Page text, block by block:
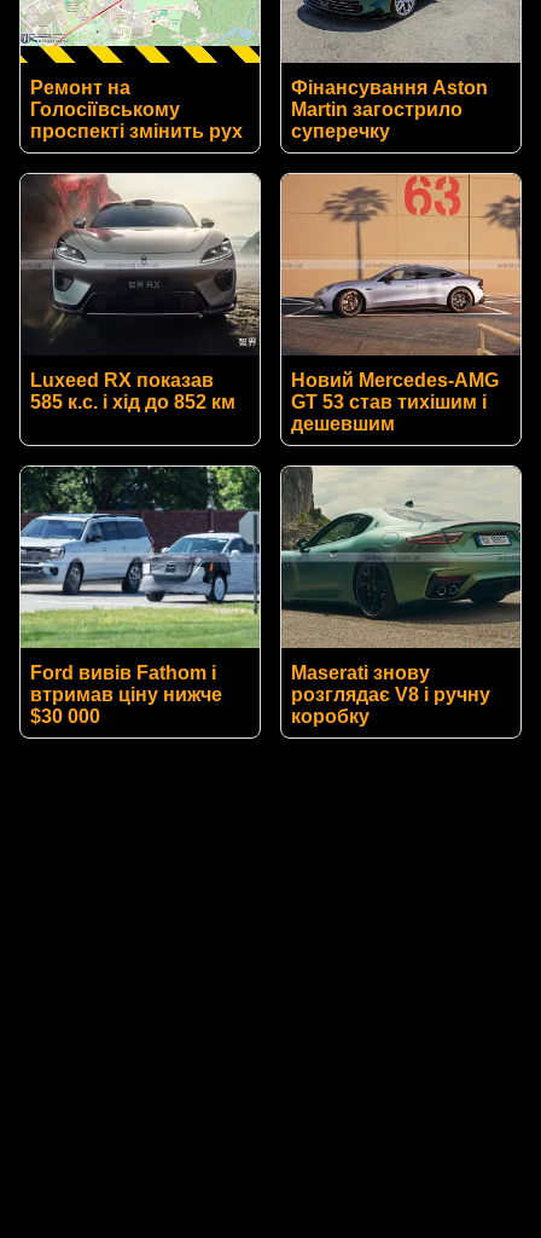
Ремонт на
Голосіївському
проспекті змінить рух
Фінансування Aston
Martin загострило
суперечку
Luxeed RX показав
585 к.с. і хід до 852 км
Новий Mercedes-AMG
GT 53 став тихішим і
дешевшим
Ford вивів Fathom і
втримав ціну нижче
$30 000
Maserati знову
розглядає V8 і ручну
коробку